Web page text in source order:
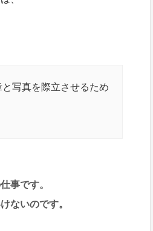
写真を際立させるため
事です。
ないのです。